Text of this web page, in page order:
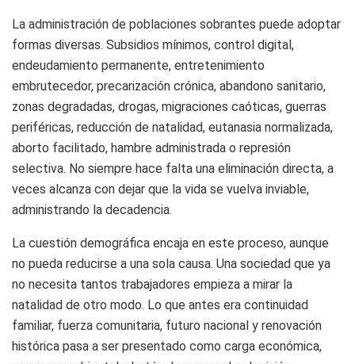
La administración de poblaciones sobrantes puede adoptar
formas diversas. Subsidios mínimos, control digital,
endeudamiento permanente, entretenimiento
embrutecedor, precarización crónica, abandono sanitario,
zonas degradadas, drogas, migraciones caóticas, guerras
periféricas, reducción de natalidad, eutanasia normalizada,
aborto facilitado, hambre administrada o represión
selectiva. No siempre hace falta una eliminación directa, a
veces alcanza con dejar que la vida se vuelva inviable,
administrando la decadencia.
La cuestión demográfica encaja en este proceso, aunque
no pueda reducirse a una sola causa. Una sociedad que ya
no necesita tantos trabajadores empieza a mirar la
natalidad de otro modo. Lo que antes era continuidad
familiar, fuerza comunitaria, futuro nacional y renovación
histórica pasa a ser presentado como carga económica,